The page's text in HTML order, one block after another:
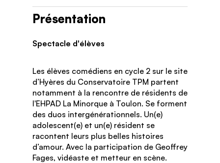
Présentation
Spectacle d'élèves
Les élèves comédiens en cycle 2 sur le site
d’Hyères du Conservatoire TPM partent
notamment à la rencontre de résidents de
l'EHPAD La Minorque à Toulon. Se forment
des duos intergénérationnels. Un(e)
adolescent(e) et un(e) résident se
racontent leurs plus belles histoires
d’amour. Avec la participation de Geoffrey
Fages, vidéaste et metteur en scène.